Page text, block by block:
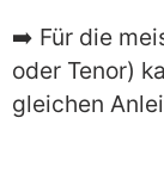
➡️ Für die
oder Tenor)
gleichen